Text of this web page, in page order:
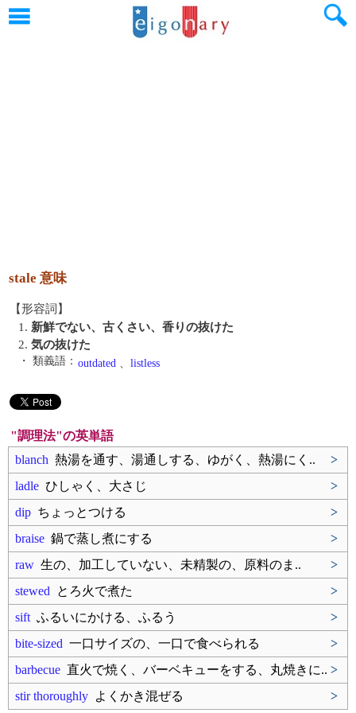
stale 意味
【形容詞】
1. 新鮮でない、古くさい、香りの抜けた
2. 気の抜けた
・ 類義語： outdated 、 listless
"調理法"の英単語
blanch 熱湯を通す、湯通しする、ゆがく、熱湯にく..
>
ladle ひしゃく、大さじ
>
dip ちょっとつける
>
braise 鍋で蒸し煮にする
>
raw 生の、加工していない、未精製の、原料のま..
>
stewed とろ火で煮た
>
sift ふるいにかける、ふるう
>
bite-sized 一口サイズの、一口で食べられる
>
barbecue 直火で焼く、バーベキューをする、丸焼きに.. >
stir thoroughly よくかき混ぜる >